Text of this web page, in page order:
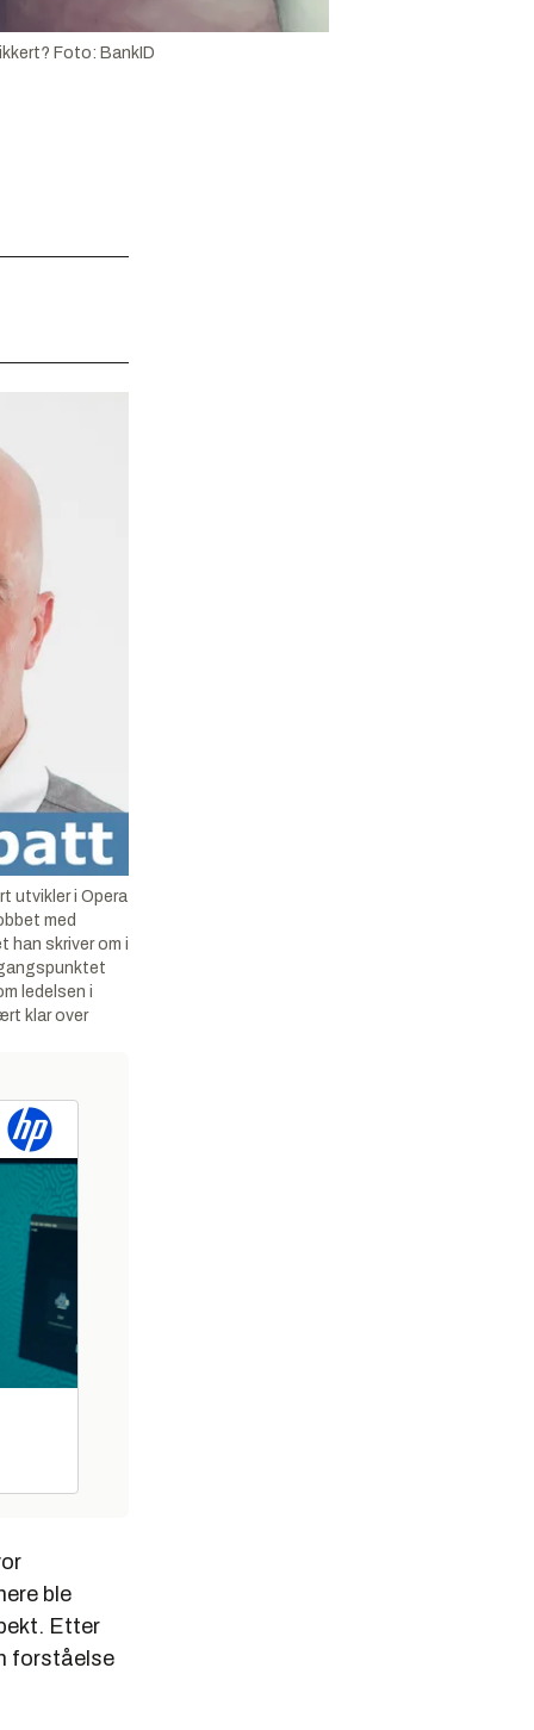
Foto: BankID
utvikler i Opera
med
han skriver om i
ledelsen i
klar over
ble
Etter
forståelse